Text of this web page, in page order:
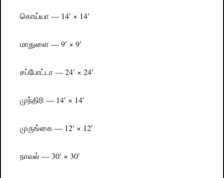
கொய்யா — 14′ × 14′
மாதுளை — 9′ × 9′
சப்போட்டா — 24′ × 24′
முந்திரி — 14′ × 14′
முருங்கை — 12′ × 12′
நாவல் — 30′ × 30′